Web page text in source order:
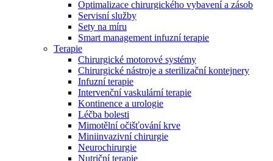
Objevte naše produkty. Navštivte produktový katalog B.
Braun s našim kompletním produktovým portfoliem.
Odborné ambulance
Naše specializované ambulance jsou tu pro vás. Zvolte
specializaci a město, které potřebujete, a objednejte se do naší
Zůstaňte v dialogu s B. Braun. ​Kontaktujte nás.​
Optimalizace chirurgického vybavení a zásob
Servisní služby
Sety na míru
Smart management infuzní terapie​
Terapie
Chirurgické motorové systémy
Chirurgické nástroje a sterilizační kontejnery
Infuzní terapie
Intervenční vaskulární terapie
Kontinence a urologie
Léčba bolesti
Mimotělní očišťování krve
Miniinvazivní chirurgie
Neurochirurgie
Nutriční terapie